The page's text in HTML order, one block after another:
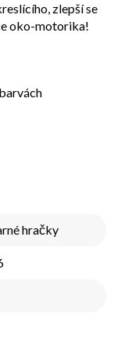
zlepší se
oko-motorika!
hračky